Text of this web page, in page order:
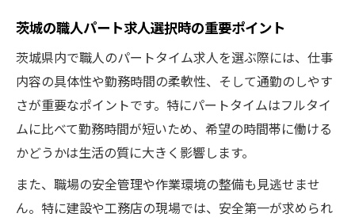
茨城で見つかるパート職人求人の魅力と選
び方
求人募集茨城パート職人で叶う柔軟な働き
方
茨城の職人求人募集でパート勤務を始める
コツ
パート希望者が選ぶ茨城の職人求人とは
未経験から挑戦できる職人仕事の魅力
茨城の職人パート求人選択時の重要ポイント
茨城県内で職人のパートタイム求人を選ぶ際には、仕事
内容の具体性や勤務時間の柔軟性、そして通勤のしやす
さが重要なポイントです。特にパートタイムはフルタイ
ムに比べて勤務時間が短いため、希望の時間帯に働ける
かどうかは生活の質に大きく影響します。
また、職場の安全管理や作業環境の整備も見逃せませ
ん。特に建設や工務店の現場では、安全第一が求められ